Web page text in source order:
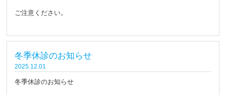
ご注意ください。
冬季休診のお知らせ
2025.12.01
冬季休診のお知らせ